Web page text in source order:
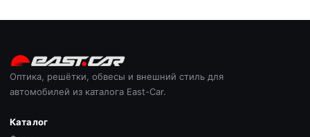
Оптика, решётки, обвесы и внешний стиль для
автомобилей из каталога East-Car.
Каталог